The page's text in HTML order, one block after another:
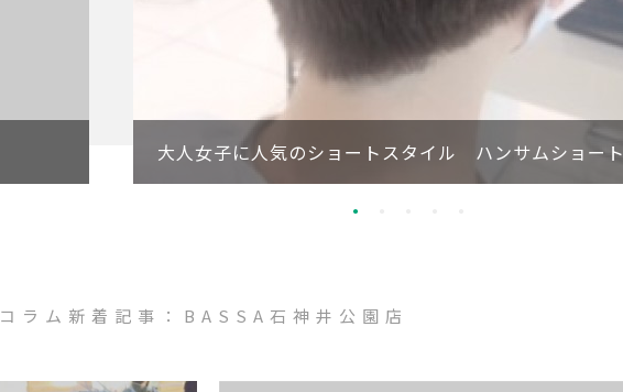
大人女子に人気のショートスタイル ハンサムショート
コラム新着記事：BASSA石神井公園店